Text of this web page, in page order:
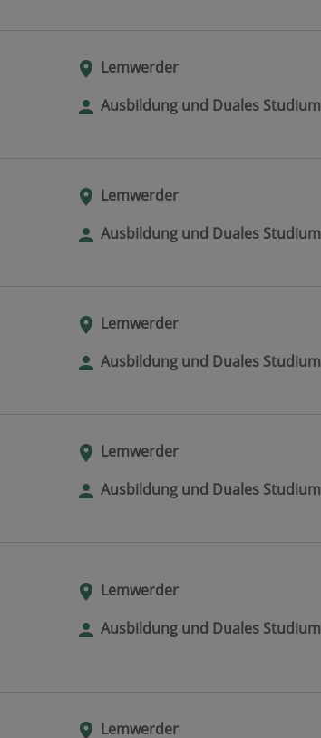
Lemwerder
Ausbildung und Duales Studium
Lemwerder
Ausbildung und Duales Studium
Lemwerder
Ausbildung und Duales Studium
Lemwerder
Ausbildung und Duales Studium
Lemwerder
Ausbildung und Duales Studium
Lemwerder